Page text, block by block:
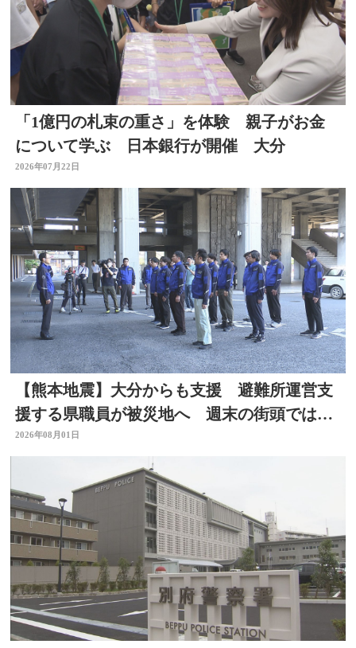
「1億円の札束の重さ」を体験 親子がお金
について学ぶ 日本銀行が開催 大分
2026年07月22日
【熊本地震】大分からも支援 避難所運営支
援する県職員が被災地へ 週末の街頭では募
金の呼びかけも
2026年08月01日